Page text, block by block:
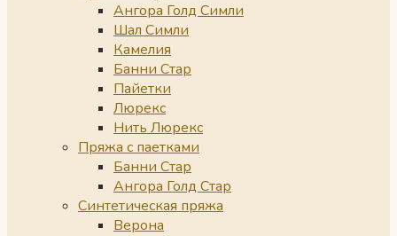
Ангора Голд Симли
Шал Симли
Камелия
Банни Стар
Пайетки
Люрекс
Нить Люрекс
Пряжа с паетками
Банни Стар
Ангора Голд Стар
Синтетическая пряжа
Верона